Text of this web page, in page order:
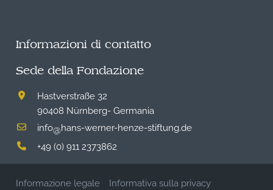
Informazioni di contatto
Sede della Fondazione
Hastverstraße 32
90408 Nürnberg- Germania
info@hans-werner-henze-stiftung.de
+49 (0) 911 2373862
Informazione legale Informativa sulla privacy